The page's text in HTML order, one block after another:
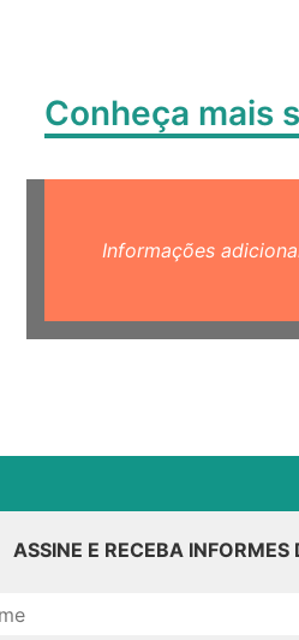
Conheça mais
Informações
ASSINE E RECEBA INFORMES